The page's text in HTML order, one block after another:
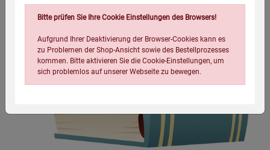
Bitte prüfen Sie Ihre Cookie Einstellungen des Browsers!
Aufgrund Ihrer Deaktivierung der Browser-Cookies kann es
zu Problemen der Shop-Ansicht sowie des Bestellprozesses
kommen. Bitte aktivieren Sie die Cookie-Einstellungen, um
sich problemlos auf unserer Webseite zu bewegen.